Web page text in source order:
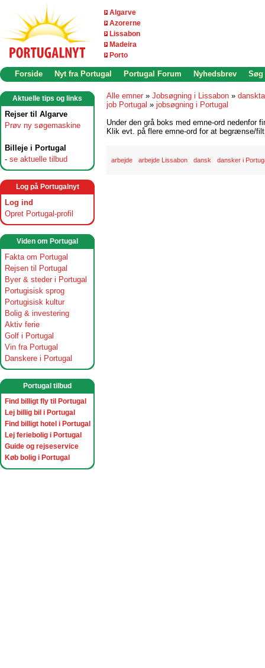
Algarve
Azorerne
Lissabon
Madeira
Porto
Forside Nyt fra Portugal Portugal Forum Nyhedsbrev Søg
Aktuelle tips og links
Rejser til Algarve
Prøv ny søgemaskine
Billeje i Portugal
- se aktuelle tilbud
Log på Portugalnyt
Log ind
Opret Portugal-profil
Viden om Portugal
Fakta om Portugal
Rejsen til Portugal
Byer & steder i Portugal
Portugisisk sprog
Portugisisk kultur
Bolig & investering
Aktiv ferie
Golf i Portugal
Vin fra Portugal
Danskere i Portugal
Portugal tilbud
Find billigt fly til Portugal
Lej billig bil i Portugal
Find billigt hotel i Portugal
Lej feriebolig i Portugal
Guide og rejseservice
Køb bolig i Portugal
Alle emner » Jobsøgning i Lissabon »
job Portugal » jobsøgning i Portugal
Under den grå boks med emne-ord nedenfor
Klik evt. på flere emne-ord for at begrænse/
arbejde arbejde Lissabon dansk dansker i